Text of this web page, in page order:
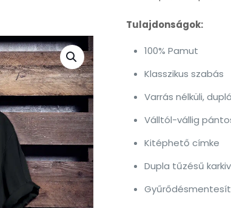
Tulajdonságok:
100% Pamut
Klasszikus szabás
Varrás nélküli,
Válltól-vállig
Kitéphető címke
Dupla tűzésű